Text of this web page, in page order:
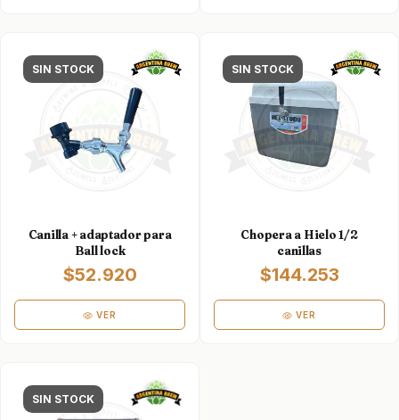
SIN STOCK
Canilla + adaptador para
Ball lock
$52.920
VER
SIN STOCK
Chopera a Hielo 1/2
canillas
$144.253
VER
SIN STOCK